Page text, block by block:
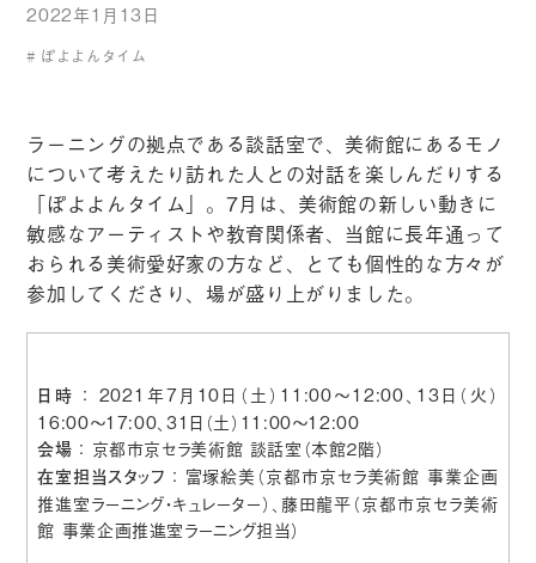
2022年1月13日
ぽよよんタイム
ラーニングの拠点である談話室で、美術館にあるモノ
について考えたり訪れた人との対話を楽しんだりする
「ぽよよんタイム」。7月は、美術館の新しい動きに
敏感なアーティストや教育関係者、当館に長年通って
おられる美術愛好家の方など、とても個性的な方々が
参加してくださり、場が盛り上がりました。
日時 ： 2021年7月10日（土）11:00〜12:00、13日（火）
16:00〜17:00、31日（土）11:00〜12:00
会場 ： 京都市京セラ美術館 談話室（本館２階）
在室担当スタッフ ： 富塚絵美（京都市京セラ美術館 事業企画
推進室ラーニング・キュレーター）、藤田龍平（京都市京セラ美術
館 事業企画推進室ラーニング担当）